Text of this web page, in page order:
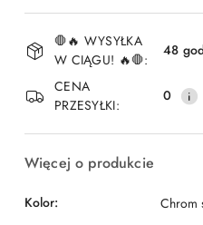
Dostępność
i
dostawa
🛑🔥 WYSYŁKA
W CIĄGU! 🔥🛑:
48
CENA
PRZESYŁKI:
0
Więcej o produkcie
Kolor:
Chrom